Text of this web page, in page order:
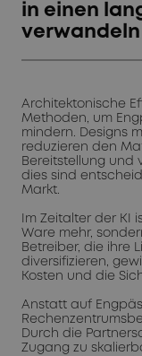
in einen
verwandeln
Architektonische
Methoden, um
mindern. Designs
reduzieren den
Bereitstellung und
dies sind
Markt.
Im Zeitalter der KI
Ware mehr,
Betreiber, die ihre
diversifizieren,
Kosten und die
Anstatt auf
Durch die
Zugang zu